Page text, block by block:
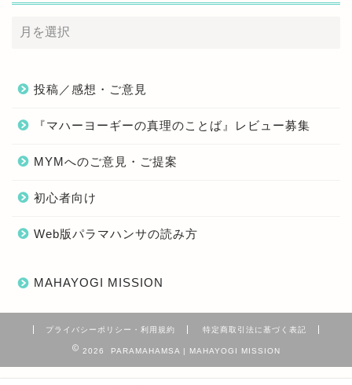
投稿／感想・ご意見
『マハーヨーギーの真理のことば』レビュー募集
MYMへのご意見・ご提案
初心者向け
Web版パラマハンサの読み方
MAHAYOGI MISSION
プライバシーポリシー・利用規約 特定商取引法に基づく表記
2026 PARAMAHAMSA | MAHAYOGI MISSION